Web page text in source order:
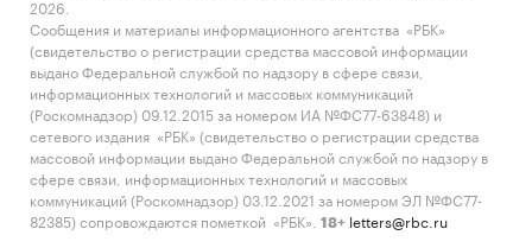
2026.
Сообщения и материалы информационного агентства «РБК»
(свидетельство о регистрации средства массовой информации
выдано Федеральной службой по надзору в сфере связи,
информационных технологий и массовых коммуникаций
(Роскомнадзор) 09.12.2015 за номером ИА №ФС77-63848) и
сетевого издания «РБК» (свидетельство о регистрации средства
массовой информации выдано Федеральной службой по надзору в
сфере связи, информационных технологий и массовых
коммуникаций (Роскомнадзор) 03.12.2021 за номером ЭЛ №ФС77-
82385) сопровождаются пометкой «РБК».
18+ letters@rbc.ru